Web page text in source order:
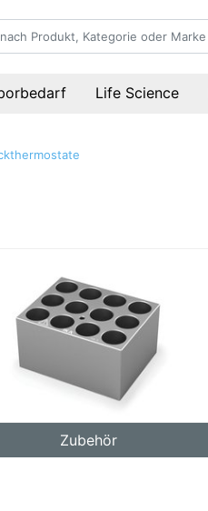
Life Science
Zubehör